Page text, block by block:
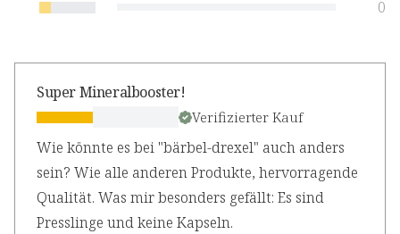
0
Super Mineralbooster!
Verifizierter Kauf
Wie könnte es bei "bärbel-drexel" auch anders
sein? Wie alle anderen Produkte, hervorragende
Qualität. Was mir besonders gefällt: Es sind
Presslinge und keine Kapseln.